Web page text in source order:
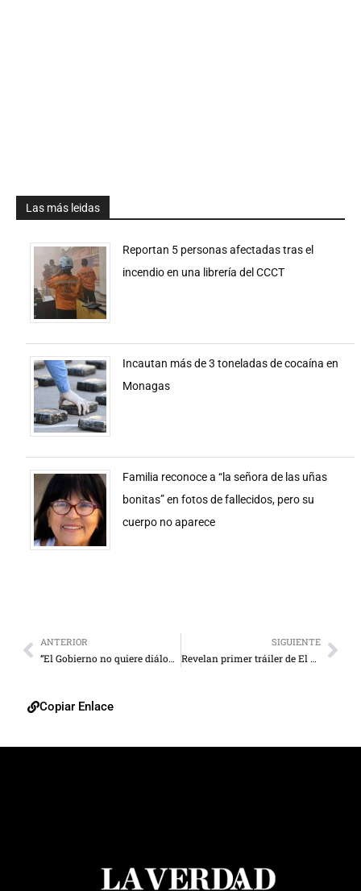
Las más leidas
Reportan 5 personas afectadas tras el
incendio en una librería del CCCT
Incautan más de 3 toneladas de cocaína en
Monagas
Familia reconoce a “la señora de las uñas
bonitas” en fotos de fallecidos, pero su
cuerpo no aparece
ANTERIOR
“El Gobierno no quiere diálogo”
SIGUIENTE
Revelan primer tráiler de El Asesinato de Gianni Versace
Copiar Enlace